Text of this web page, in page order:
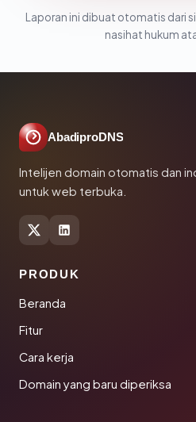
Laporan ini dibuat otomatis dari
nasihat hukum
AbadiproDNS
Intelijen domain otomatis dan
untuk web terbuka.
PRODUK
Beranda
Fitur
Cara kerja
Domain yang baru diperiksa